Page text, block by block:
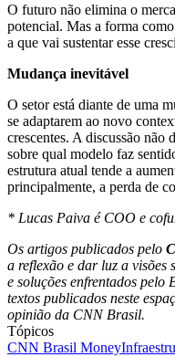
O futuro não elimina o
potencial. Mas a forma
a que vai sustentar esse
Mudança inevitável
O setor está diante de uma
se adaptarem ao novo
crescentes. A discussão não
sobre qual modelo faz
estrutura atual tende a
principalmente, a perda de
* Lucas Paiva é COO e
Os artigos publicados pelo
a reflexão e dar luz a visões
e soluções enfrentados pelo
textos publicados neste
opinião da CNN Brasil.
Tópicos
CNN Brasil Money